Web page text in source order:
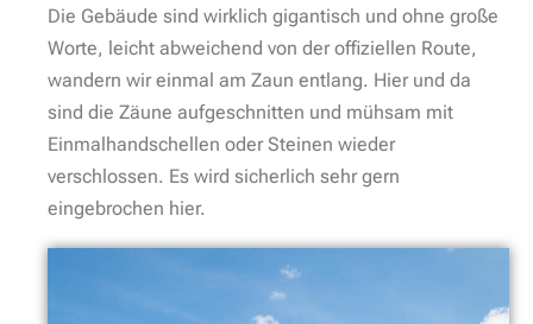
Foto: Marcus Kahl / fotokahl.de
Die Gegend ist ja bekannt für Fundstücke vergangener
Zeiten – und schon stoßen wir auf einen alten
Betonpfahl. Sicherlich war an ihm früher mal eine
übrigens noch einen Erhaltenen. Irgendwie toll.